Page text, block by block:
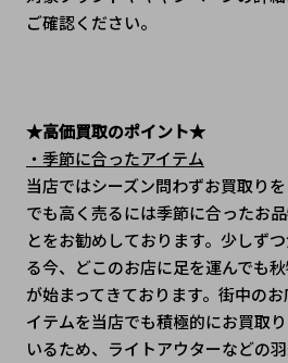
ご確認ください。
★高価買取のポイント★
・季節に合ったアイテム
当店ではシーズン問わずお買取り
でも高く売るには季節に合ったお
とをお勧めしております。少しず
る今、どこのお店に足を運んでも
が始まってきております。街中の
イテムを当店でも積極的にお買取
いるため、ライトアウターなどの